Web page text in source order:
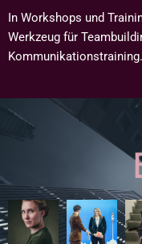
In Workshops und
Werkzeug für
Kommunikationstraining.